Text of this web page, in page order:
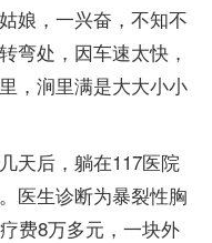
娘，一兴奋，不知不
弯处，因车速太快，
，涧里满是大大小小
后，躺在117医院
医生诊断为暴裂性胸
费8万多元，一块外